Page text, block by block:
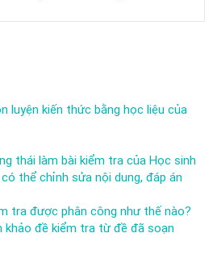
luyện kiến thức bằng học liệu của
thái làm bài kiểm tra của Học sinh
thể chỉnh sửa nội dung, đáp án
tra được phân công như thế nào?
khảo đề kiểm tra từ đề đã soạn